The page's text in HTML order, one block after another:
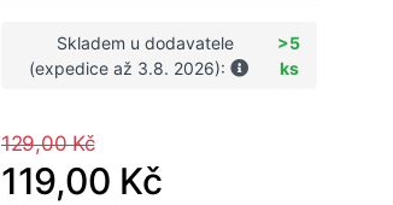
Skladem u dodavatele
(expedice až 3.8. 2026):
>5
ks
129,00 Kč
119,00 Kč